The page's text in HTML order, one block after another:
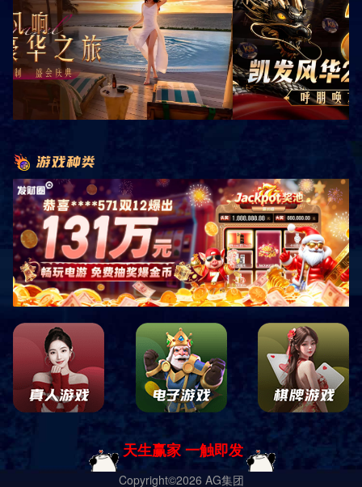
免费测量 免费设计 免费安装 原厂正品 巡检服务
销售客服咨询
关注微信公众平台
蜀ICP备19028619号-1 Copyright ｜网站地图 网站XML